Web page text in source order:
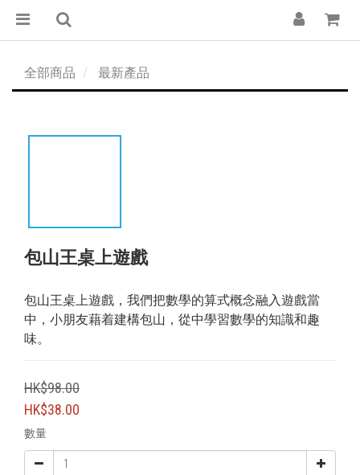
全部商品 最新產品
包山王桌上遊戲
包山王桌上遊戲，我們把數學的算式概念融入遊戲當
中，小朋友藉着建構包山，從中學習數學的知識和趣
味。
HK$98.00
HK$38.00
數量